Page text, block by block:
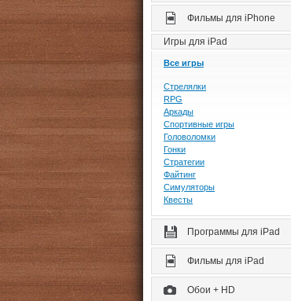
Фильмы для iPhone
Игры для iPad
Все игры
Стрелялки
RPG
Аркады
Спортивные игры
Головоломки
Гонки
Стратегии
Файтинг
Симуляторы
Квесты
Программы для iPad
Фильмы для iPad
Обои + HD